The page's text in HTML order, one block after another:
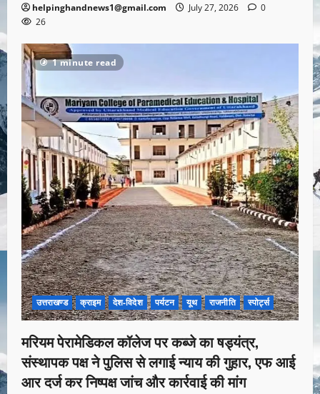
helpinghandnews1@gmail.com July 27, 2026
0
26
1 minute read
उत्तराखण्ड क्राइम देश-विदेश पर्यटन यूथ राजनीति स्पोर्ट्स
मरियम पेरामेडिकल कॉलेज पर कब्जे का षड्यंत्र,
संस्थापक पक्ष ने पुलिस से लगाई न्याय की गुहार, एफ आई
आर दर्ज कर निष्पक्ष जांच और कार्रवाई की मांग